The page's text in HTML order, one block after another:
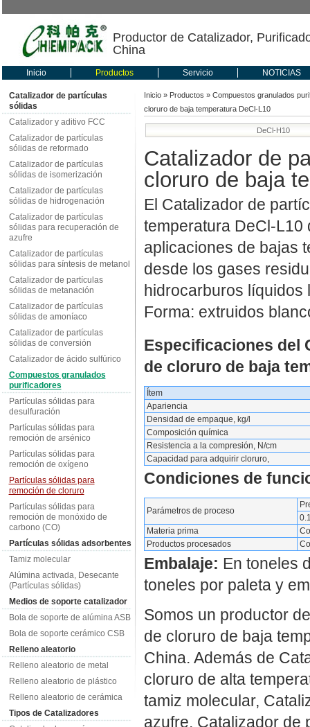
Productor de Catalizador,
China
Inicio Productos Servicio NOTICIAS
Catalizador de partículas
sólidas
Catalizador y aditivo FCC
Catalizador de partículas
sólidas de reformado
Catalizador de partículas
sólidas de isomerización
Catalizador de partículas
sólidas de hidrogenación
Catalizador de partículas
sólidas para recuperación de
azufre
Catalizador de partículas
sólidas para síntesis de metanol
Catalizador de partículas
sólidas de metanación
Catalizador de partículas
sólidas de amoníaco
Catalizador de partículas
sólidas de conversión
Catalizador de ácido sulfúrico
Compuestos granulados
purificadores
Partículas sólidas para
desulfuración
Partículas sólidas para
remoción de arsénico
Partículas sólidas para
remoción de oxígeno
Partículas sólidas para
remoción de cloruro
Partículas sólidas para
remoción de monóxido de
carbono (CO)
Partículas sólidas adsorbentes
Tamiz molecular
Alúmina activada, Desecante
(Partículas sólidas)
Medios de soporte catalizador
Bola de soporte de alúmina ASB
Bola de soporte cerámico CSB
Relleno aleatorio
Relleno aleatorio de metal
Relleno aleatorio de plástico
Relleno aleatorio de cerámica
Tipos de Catalizadores
Inicio» Productos » Compuestos granulados
cloruro de baja temperatura DeCl-L10
DeCl-H10
Catalizador de
cloruro de baja
El Catalizador de
temperatura DeCl-L10
aplicaciones de bajas
desde los gases
hidrocarburos líquidos
Forma: extruidos
Especificaciones del
de cloruro de baja
Ítem
Apariencia
Densidad de empaque, kg/l
Composición química
Resistencia a la compresión, N/cm
Capacidad para adquirir cloruro,
Condiciones de
Parámetros de proceso
Materia prima
Productos procesados
Embalaje: En toneles
toneles por paleta y
Somos un productor
de cloruro de baja
China. Además de
cloruro de alta
tamiz molecular,
azufre, Catalizador de